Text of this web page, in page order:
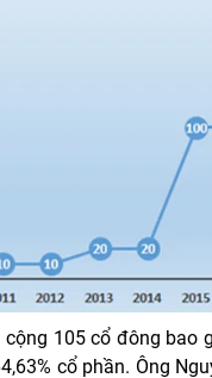
cộng 105 cổ đông
cổ phần. Ông